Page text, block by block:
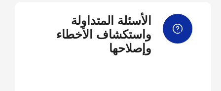
الأسئلة المتداولة
واستكشاف الأخطاء
وإصلاحها